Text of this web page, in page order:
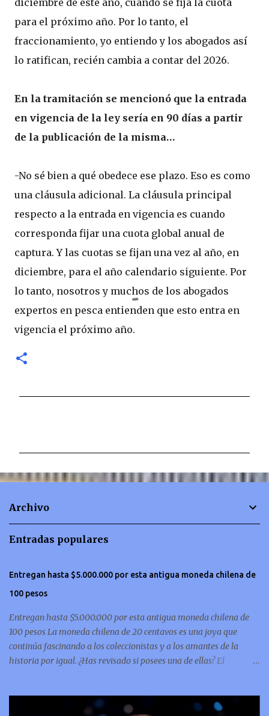
diciembre de este año, cuando se fija la cuota
para el próximo año. Por lo tanto, el
fraccionamiento, yo entiendo y los abogados así
lo ratifican, recién cambia a contar del 2026.
En la tramitación se mencionó que la entrada
en vigencia de la ley sería en 90 días a partir
de la publicación de la misma…
-No sé bien a qué obedece ese plazo. Eso es como
una cláusula adicional. La cláusula principal
respecto a la entrada en vigencia es cuando
corresponda fijar una cuota global anual de
captura. Y las cuotas se fijan una vez al año, en
diciembre, para el año calendario siguiente. Por
lo tanto, nosotros y muchos de los abogados
expertos en pesca entienden que esto entra en
vigencia el próximo año.
n
Archivo
Entradas populares
Entregan hasta $5.000.000 por esta antigua moneda chilena de
100 pesos
Entregan hasta $5.000.000 por esta antigua moneda chilena de
100 pesos La moneda chilena de 20 centavos es una joya que
continúa fascinando a los coleccionistas y a los amantes de la
historia por igual. ¿Has revisado si posees una de ellas? El
ha convertido en una de las más buscadas por cazadores de